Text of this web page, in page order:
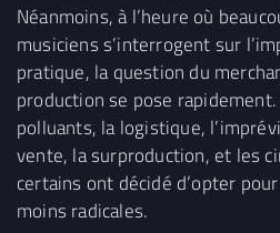
Néanmoins, à l’heure où
musiciens s’interrogent sur
pratique, la question du
production se pose
polluants, la logistique,
vente, la surproduction, et les
certains ont décidé d’opter
moins radicales.